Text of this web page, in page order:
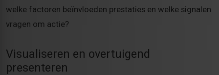
welke factoren beïnvloeden prestaties en welke signalen
vragen om actie?
Visualiseren en overtuigend
presenteren